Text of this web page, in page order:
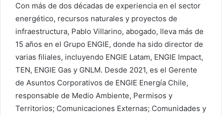
Con más de dos décadas de experiencia en el sector
energético, recursos naturales y proyectos de
infraestructura, Pablo Villarino, abogado, lleva más de
15 años en el Grupo ENGIE, donde ha sido director de
varias filiales, incluyendo ENGIE Latam, ENGIE Impact,
TEN, ENGIE Gas y GNLM. Desde 2021, es el Gerente
de Asuntos Corporativos de ENGIE Energía Chile,
responsable de Medio Ambiente, Permisos y
Territorios; Comunicaciones Externas; Comunidades y